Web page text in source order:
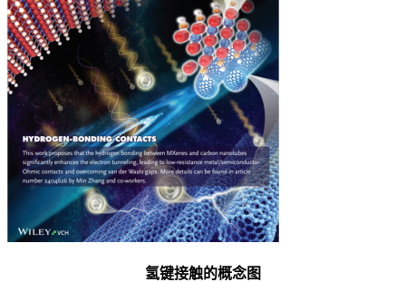
氢键接触的概念图